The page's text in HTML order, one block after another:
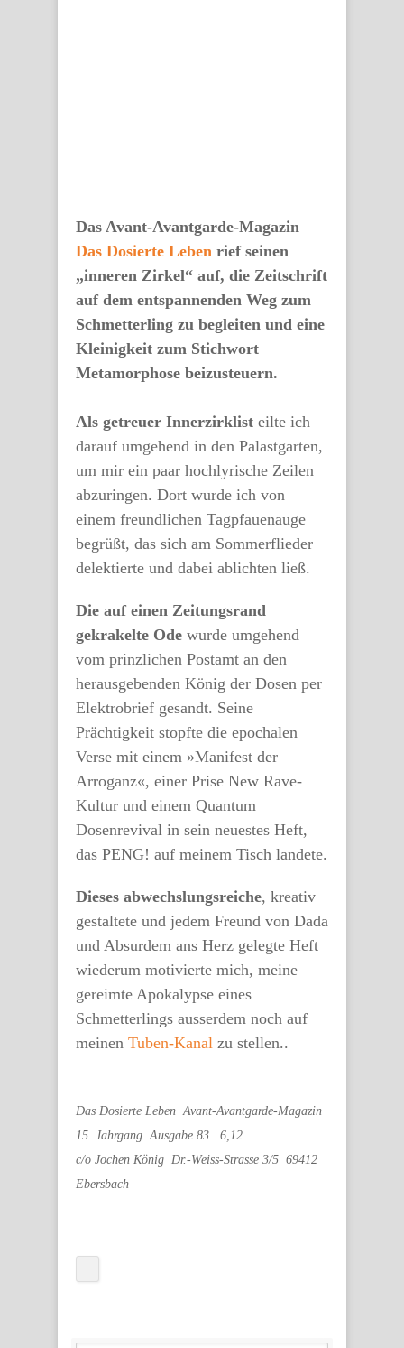
Das Avant-Avantgarde-Magazin
Das Dosierte Leben rief seinen
„inneren Zirkel“ auf, die Zeitschrift
auf dem entspannenden Weg zum
Schmetterling zu begleiten und eine
Kleinigkeit zum Stichwort
Metamorphose beizusteuern.
Als getreuer Innerzirklist eilte ich
darauf umgehend in den Palastgarten,
um mir ein paar hochlyrische Zeilen
abzuringen. Dort wurde ich von
einem freundlichen Tagpfauenauge
begrüßt, das sich am Sommerflieder
delektierte und dabei ablichten ließ.
Die auf einen Zeitungsrand
gekrakelte Ode wurde umgehend
vom prinzlichen Postamt an den
herausgebenden König der Dosen per
Elektrobrief gesandt. Seine
Prächtigkeit stopfte die epochalen
Verse mit einem »Manifest der
Arroganz«, einer Prise New Rave-
Kultur und einem Quantum
Dosenrevival in sein neuestes Heft,
das PENG! auf meinem Tisch landete.
Dieses abwechslungsreiche, kreativ
gestaltete und jedem Freund von Dada
und Absurdem ans Herz gelegte Heft
wiederum motivierte mich, meine
gereimte Apokalypse eines
Schmetterlings ausserdem noch auf
meinen Tuben-Kanal zu stellen..
Das Dosierte Leben  Avant-Avantgarde-Magazin
15. Jahrgang  Ausgabe 83   6,12
c/o Jochen König  Dr.-Weiss-Strasse 3/5  69412
Ebersbach